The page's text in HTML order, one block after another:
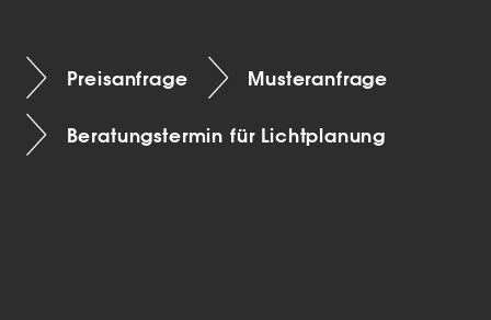
Preisanfrage Musteranfrage
Beratungstermin für Lichtplanung